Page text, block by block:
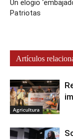
Un elogio
Patriotas
Artículos
Agricultura